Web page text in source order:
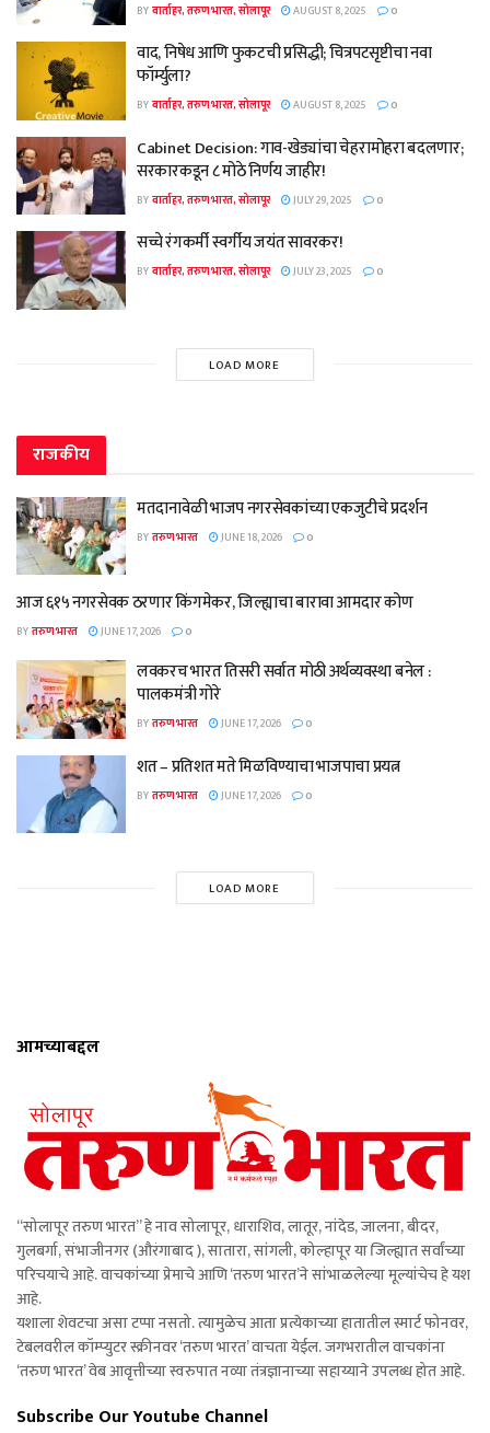
BYवार्ताहर, तरुण भारत, सोलापूर AUGUST 8, 2025 0
वाद, निषेध आणि फुकटची प्रसिद्धी; चित्रपटसृष्टीचा नवा
फॉर्म्युला?
BYवार्ताहर, तरुण भारत, सोलापूर AUGUST 8, 2025 0
Cabinet Decision: गाव-खेड्यांचा चेहरामोहरा बदलणार;
सरकारकडून ८ मोठे निर्णय जाहीर!
BYवार्ताहर, तरुण भारत, सोलापूर JULY 29, 2025 0
सच्चे रंगकर्मी स्वर्गीय जयंत सावरकर!
BYवार्ताहर, तरुण भारत, सोलापूर JULY 23, 2025 0
LOAD MORE
राजकीय
मतदानावेळी भाजप नगरसेवकांच्या एकजुटीचे प्रदर्शन
BYतरुण भारत JUNE 18, 2026 0
आज ६१५ नगरसेवक ठरणार किंगमेकर, जिल्ह्याचा बारावा आमदार कोण
BYतरुण भारत JUNE 17, 2026 0
लवकरच भारत तिसरी सर्वात मोठी अर्थव्यवस्था बनेल :
पालकमंत्री गोरे
BYतरुण भारत JUNE 17, 2026 0
शत – प्रतिशत मते मिळविण्याचा भाजपाचा प्रयत्न
BYतरुण भारत JUNE 17, 2026 0
LOAD MORE
आमच्याबद्दल
“सोलापूर तरुण भारत” हे नाव सोलापूर, धाराशिव, लातूर, नांदेड, जालना, बीदर,
गुलबर्गा, संभाजीनगर (औरंगाबाद ), सातारा, सांगली, कोल्हापूर या जिल्ह्यात सर्वांच्या
परिचयाचे आहे. वाचकांच्या प्रेमाचे आणि ‘तरुण भारत’ने सांभाळलेल्या मूल्यांचेच हे यश
आहे.
यशाला शेवटचा असा टप्पा नसतो. त्यामुळेच आता प्रत्येकाच्या हातातील स्मार्ट फोनवर,
टेबलवरील कॉम्प्युटर स्क्रीनवर ‘तरुण भारत’ वाचता येईल. जगभरातील वाचकांना
‘तरुण भारत’ वेब आवृत्तीच्या स्वरुपात नव्या तंत्रज्ञानाच्या सहाय्याने उपलब्ध होत आहे.
Subscribe Our Youtube Channel